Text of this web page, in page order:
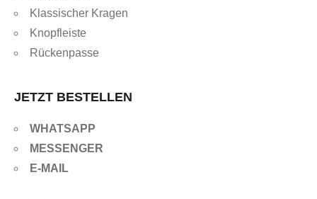
Klassischer Kragen
Knopfleiste
Rückenpasse
JETZT BESTELLEN
WHATSAPP
MESSENGER
E-MAIL